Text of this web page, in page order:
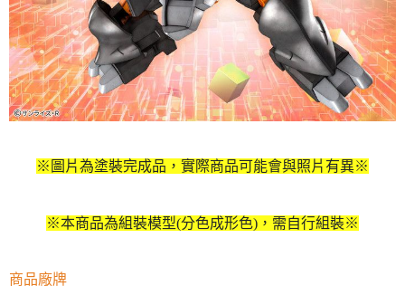
※圖片為塗裝完成品，實際商品可能會與照片有異※
※本商品為組裝模型(分色成形色)，需自行組裝※
商品廠牌